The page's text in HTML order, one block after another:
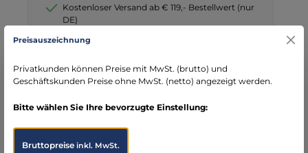
Kostenloser Versand ab € 119,- Bestellwert (nur
DE)
schneller Versand mit DHL
Beschreibung
Preisauszeichnung
Privatkunden können Preise mit MwSt. (brutto) und
Geschäftskunden Preise ohne MwSt. (netto) angezeigt werden.
Bitte wählen Sie Ihre bevorzugte Einstellung:
Bruttopreiseinkl. MwSt.